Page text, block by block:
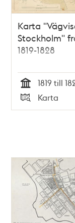
Karta
Stockholm"
1819-1828
Tid
1819 till
Typ
Karta